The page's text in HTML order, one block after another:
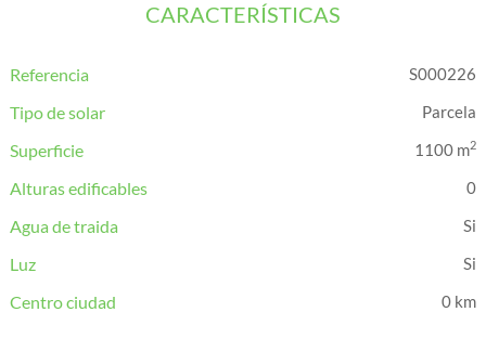
CARACTERÍSTICAS
Referencia S000226
Tipo de solar Parcela
Superficie 1100 m2
Alturas edificables 0
Agua de traida
Luz
Centro ciudad
0 km